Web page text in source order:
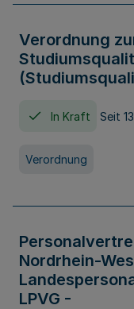
Verordnung
In Kraft Seit
Verordnung
Nordrhein-
LPVG -